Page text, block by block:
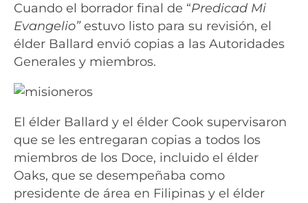
Cuando el borrador final de “Predicad Mi
Evangelio”estuvo listo para su revisión, el
élder Ballard envió copias a las Autoridades
Generales y miembros.
El élder Ballard y el élder Cook supervisaron
que se les entregaran copias a todos los
miembros de los Doce, incluido el élder
Oaks, que se desempeñaba como
presidente de área en Filipinas y el élder